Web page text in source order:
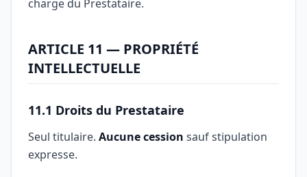
charge du Prestataire.
ARTICLE 11 — PROPRIÉTÉ
INTELLECTUELLE
11.1 Droits du Prestataire
Seul titulaire. Aucune cession sauf stipulation
expresse.